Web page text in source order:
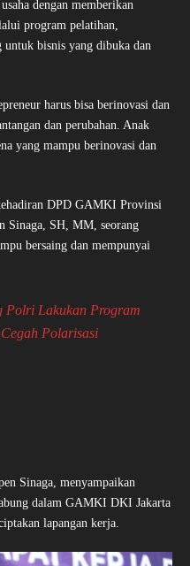
dengan memberikan
program pelatihan,
bisnis yang dibuka dan
harus bisa berinovasi dan
dan perubahan. Anak
yang mampu berinovasi dan
DPD GAMKI Provinsi
Sinaga, SH, MM, seorang
bersaing dan mempunyai
Polri Lakukan Program
Polarisasi
Sinaga, menyampaikan
dalam GAMKI DKI Jakarta
lapangan kerja.